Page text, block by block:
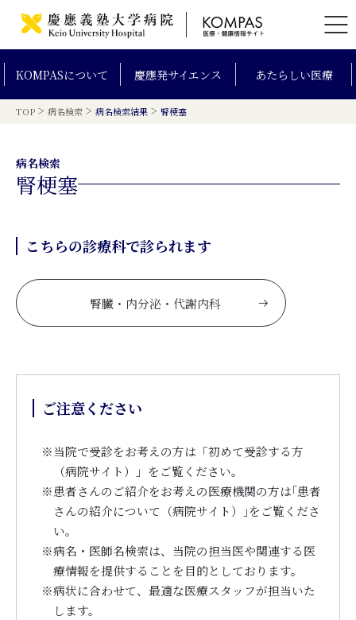
KOMPASについて 慶應発サイエンス あたらしい医療
TOP > 病名検索 > 病名検索結果 > 腎梗塞
病名検索
腎梗塞
こちらの診療科で診られます
腎臓・内分泌・代謝内科
ご注意ください
※当院で受診をお考えの方は「初めて受診する方
（病院サイト）」をご覧ください。
※患者さんのご紹介をお考えの医療機関の方は｢患者
さんの紹介について（病院サイト）｣をご覧くださ
い。
※病名・医師名検索は、当院の担当医や関連する医
療情報を提供することを目的としております。
※病状に合わせて、最適な医療スタッフが担当いた
します。